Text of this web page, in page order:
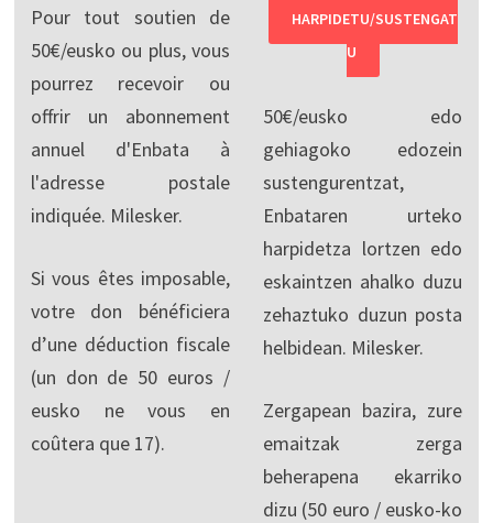
Pour tout soutien de
50€/eusko ou plus, vous
pourrez recevoir ou
offrir un abonnement
annuel d'Enbata à
l'adresse postale
indiquée. Milesker.
Si vous êtes imposable,
votre don bénéficiera
d’une déduction fiscale
(un don de 50 euros /
eusko ne vous en
coûtera que 17).
HARPIDETU/SUSTENGAT
U
50€/eusko edo
gehiagoko edozein
sustengurentzat,
Enbataren urteko
harpidetza lortzen edo
eskaintzen ahalko duzu
zehaztuko duzun posta
helbidean. Milesker.
Zergapean bazira, zure
emaitzak zerga
beherapena ekarriko
dizu (50 euro / eusko-ko